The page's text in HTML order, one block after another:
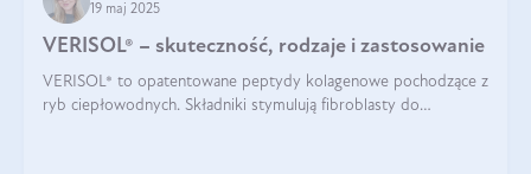
19 maj 2025
VERISOL® – skuteczność, rodzaje i zastosowanie
VERISOL® to opatentowane peptydy kolagenowe pochodzące z
ryb ciepłowodnych. Składniki stymulują fibroblasty do